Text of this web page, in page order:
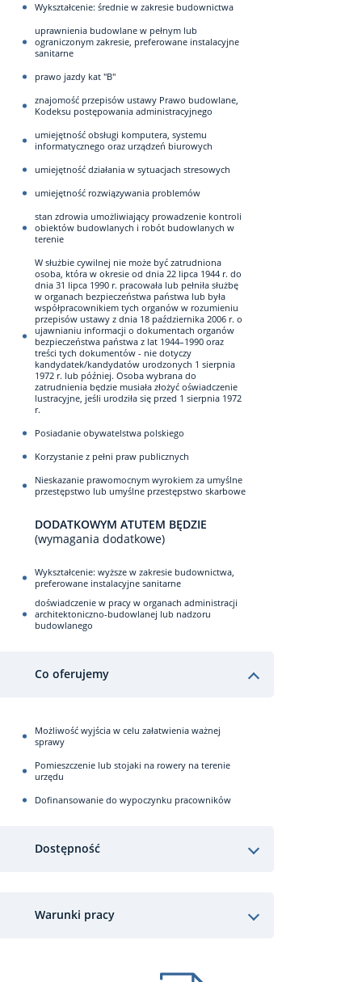
Wykształcenie: średnie w zakresie budownictwa
uprawnienia budowlane w pełnym lub
ograniczonym zakresie, preferowane instalacyjne
sanitarne
prawo jazdy kat "B"
znajomość przepisów ustawy Prawo budowlane,
Kodeksu postępowania administracyjnego
umiejętność obsługi komputera, systemu
informatycznego oraz urządzeń biurowych
umiejętność działania w sytuacjach stresowych
umiejętność rozwiązywania problemów
stan zdrowia umożliwiający prowadzenie kontroli
obiektów budowlanych i robót budowlanych w
terenie
W służbie cywilnej nie może być zatrudniona
osoba, która w okresie od dnia 22 lipca 1944 r. do
dnia 31 lipca 1990 r. pracowała lub pełniła służbę
w organach bezpieczeństwa państwa lub była
współpracownikiem tych organów w rozumieniu
przepisów ustawy z dnia 18 października 2006 r. o
ujawnianiu informacji o dokumentach organów
bezpieczeństwa państwa z lat 1944–1990 oraz
treści tych dokumentów - nie dotyczy
kandydatek/kandydatów urodzonych 1 sierpnia
1972 r. lub później. Osoba wybrana do
zatrudnienia będzie musiała złożyć oświadczenie
lustracyjne, jeśli urodziła się przed 1 sierpnia 1972
r.
Posiadanie obywatelstwa polskiego
Korzystanie z pełni praw publicznych
Nieskazanie prawomocnym wyrokiem za umyślne
przestępstwo lub umyślne przestępstwo skarbowe
DODATKOWYM ATUTEM BĘDZIE
(wymagania dodatkowe)
Wykształcenie: wyższe w zakresie budownictwa,
preferowane instalacyjne sanitarne
doświadczenie w pracy w organach administracji
architektoniczno-budowlanej lub nadzoru
budowlanego
Co oferujemy
Możliwość wyjścia w celu załatwienia ważnej
sprawy
Pomieszczenie lub stojaki na rowery na terenie
urzędu
Dofinansowanie do wypoczynku pracowników
Dostępność
Warunki pracy